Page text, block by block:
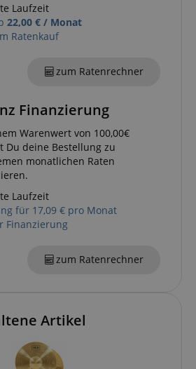
Laufzeit
22,00 € / Monat
Ratenkauf
zum Ratenrechner
Finanzierung
Warenwert von 100,00€
Du deine Bestellung zu
monatlichen Raten
Laufzeit
für 17,09 € pro Monat
Finanzierung
zum Ratenrechner
Artikel
Amazon
Amazon.com Inc.
www.kirstein.de
Google-